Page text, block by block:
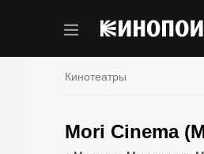
Кинотеатры
Mori Cinema